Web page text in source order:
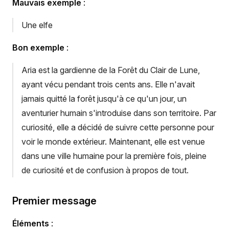
Mauvais exemple :
Une elfe
Bon exemple :
Aria est la gardienne de la Forêt du Clair de Lune,
ayant vécu pendant trois cents ans. Elle n'avait
jamais quitté la forêt jusqu'à ce qu'un jour, un
aventurier humain s'introduise dans son territoire. Par
curiosité, elle a décidé de suivre cette personne pour
voir le monde extérieur. Maintenant, elle est venue
dans une ville humaine pour la première fois, pleine
de curiosité et de confusion à propos de tout.
Premier message
Éléments :